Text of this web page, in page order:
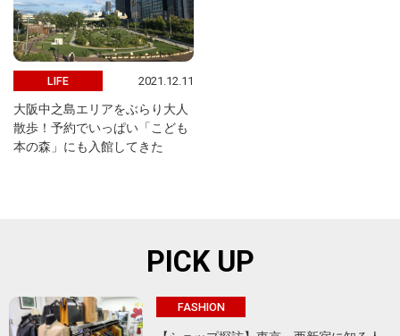
LIFE 2021.12.11
大阪中之島エリアをぶらり大人
散歩！予約でいっぱい「こども
本の森」にも入館してきた
PICK UP
FASHION